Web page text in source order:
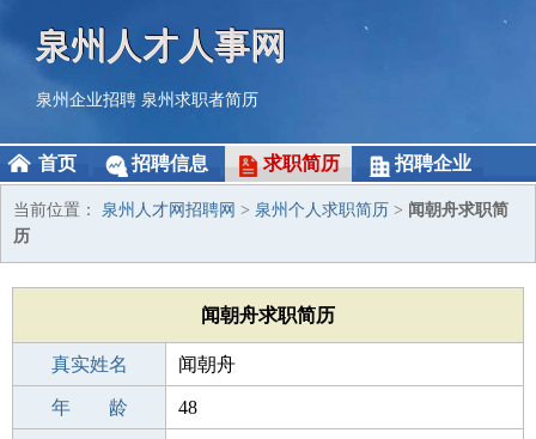
泉州人才人事网
泉州企业招聘 泉州求职者简历
首页 招聘信息 求职简历 招聘企业
当前位置： 泉州人才网招聘网 > 泉州个人求职简历 > 闻朝舟求职简
历
闻朝舟求职简历
真实姓名 闻朝舟
性 别 男
年 龄 48